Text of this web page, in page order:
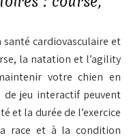
santé cardiovasculaire et
la natation et l’agility
votre chien en
de jeu interactif peuvent
et la durée de l’exercice
race et à la condition